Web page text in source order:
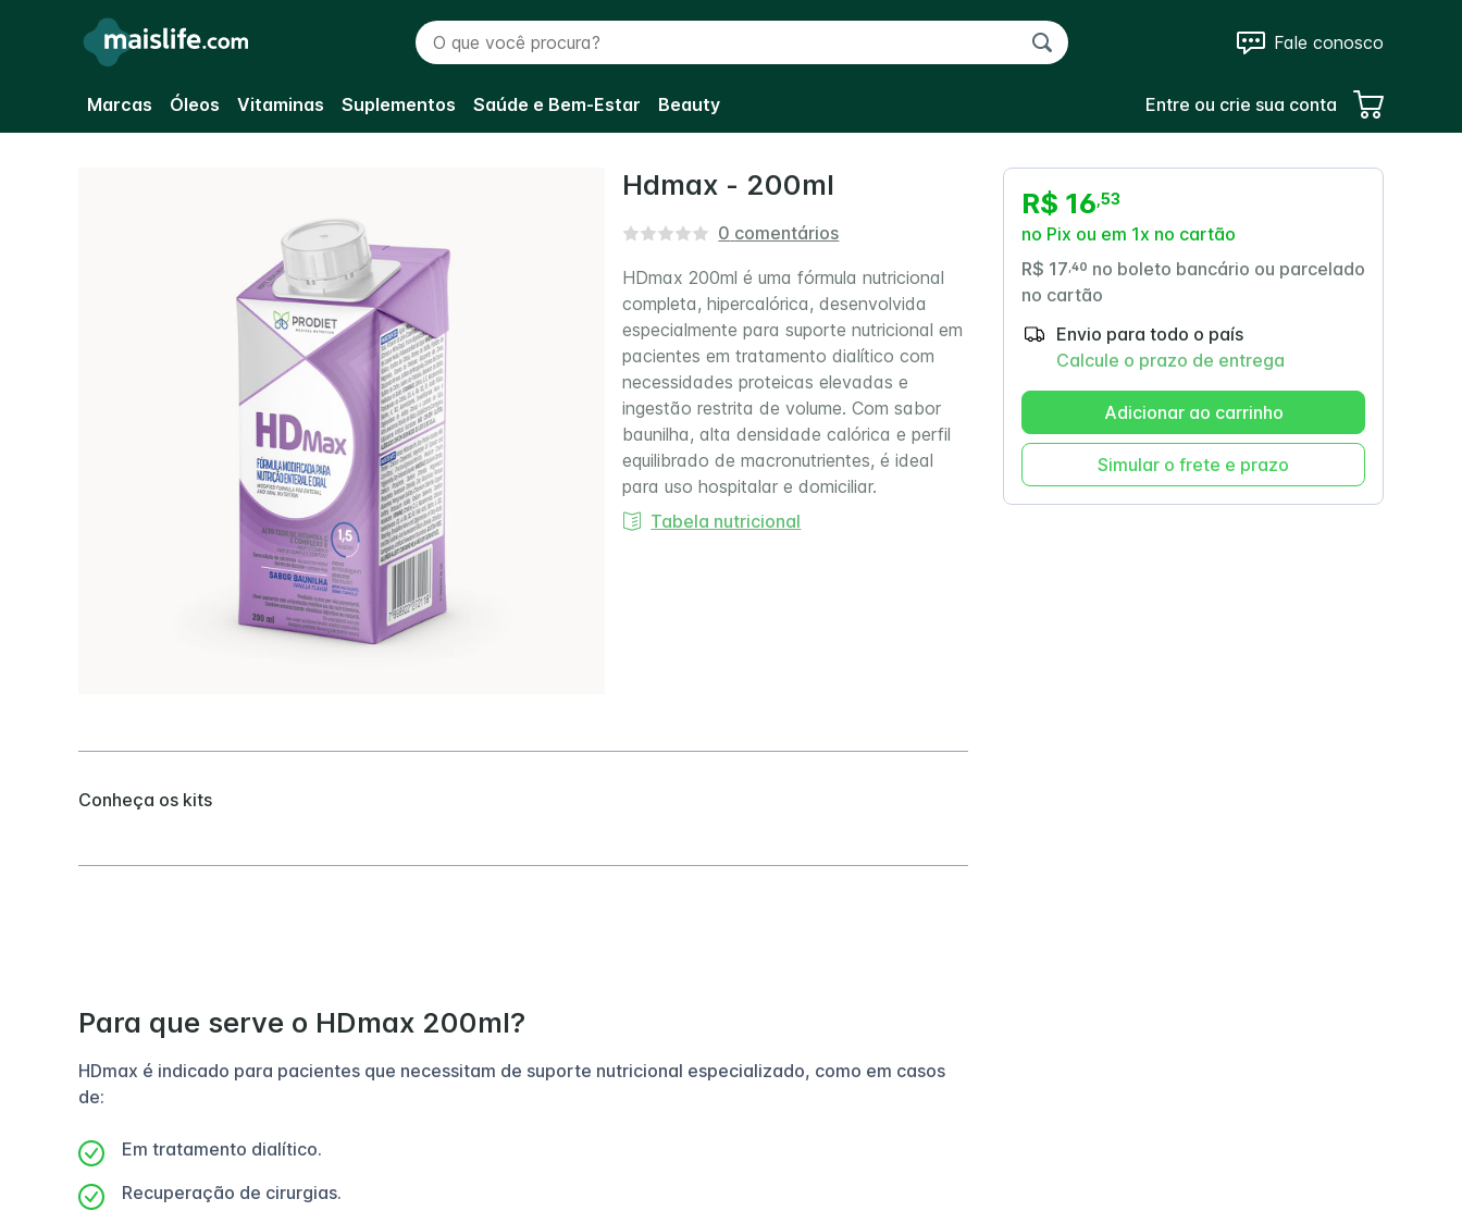
O que você procura? Fale conosco
Marcas Óleos Vitaminas Suplementos Saúde e Bem-Estar Beauty Entre ou crie sua conta
Hdmax - 200ml
0 comentários
HDmax 200ml é uma fórmula nutricional
completa, hipercalórica, desenvolvida
especialmente para suporte nutricional em
pacientes em tratamento dialítico com
necessidades proteicas elevadas e
ingestão restrita de volume. Com sabor
baunilha, alta densidade calórica e perfil
equilibrado de macronutrientes, é ideal
para uso hospitalar e domiciliar.
Tabela nutricional
Conheça os kits
Para que serve o HDmax 200ml?
HDmax é indicado para pacientes que necessitam de suporte nutricional especializado, como em casos
de:
Em tratamento dialítico.
Recuperação de cirurgias.
R$ 16 53
no Pix ou em 1x no cartão
R$ 17 40 no boleto bancário ou parcelado
no cartão
Envio para todo o país
Calcule o prazo de entrega
Adicionar ao carrinho
Simular o frete e prazo